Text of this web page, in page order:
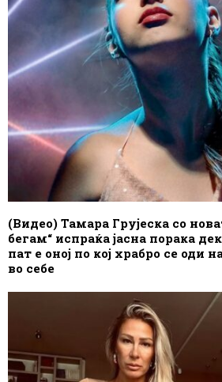
(Видео) Тамара Грујеска со
бегам“ испраќа јасна порака
пат е оној по кој храбро се оди
во себе